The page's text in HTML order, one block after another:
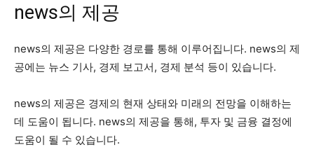
news의 제공
news의 제공은 다양한 경로를 통해 이루어집니다. news의 제
공에는 뉴스 기사, 경제 보고서, 경제 분석 등이 있습니다.
news의 제공은 경제의 현재 상태와 미래의 전망을 이해하는
데 도움이 됩니다. news의 제공을 통해, 투자 및 금융 결정에
도움이 될 수 있습니다.